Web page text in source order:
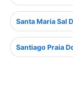
Santa Maria Sal
Santiago Praia